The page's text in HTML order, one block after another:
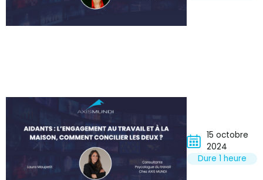
15 octobre
2024
Dure 1 heure